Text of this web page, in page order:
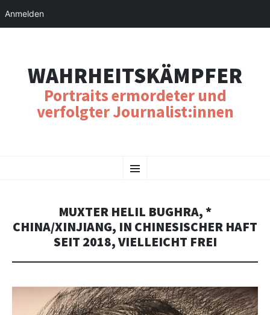
WAHRHEITSKÄMPFER
Portraits ermordeter und
verfolgter Journalist:innen
Menu
TO
MUXTER HELIL BUGHRA, *
CHINA/XINJIANG, IN CHINESISCHER HAFT
SEIT 2018, VIELLEICHT FREI
Anmelden